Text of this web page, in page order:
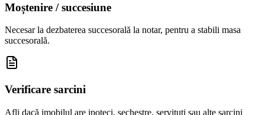
Moștenire / succesiune
Necesar la dezbaterea succesorală la notar, pentru a stabili masa
succesorală.
Verificare sarcini
Afli dacă imobilul are ipoteci, sechestre, servituți sau alte sarcini